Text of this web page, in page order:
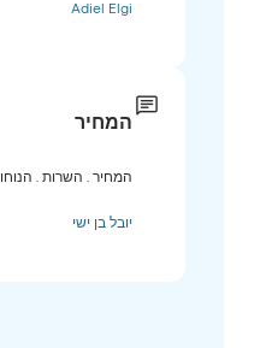
Adiel Elgi
המחיר
המחיר . השרות . הנוחות באתר
יובל בן ישי